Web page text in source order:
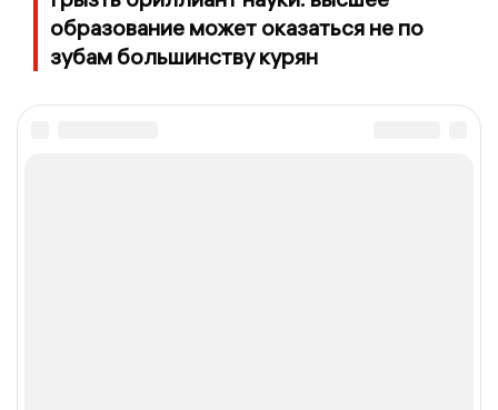
образование может оказаться не по
зубам большинству курян